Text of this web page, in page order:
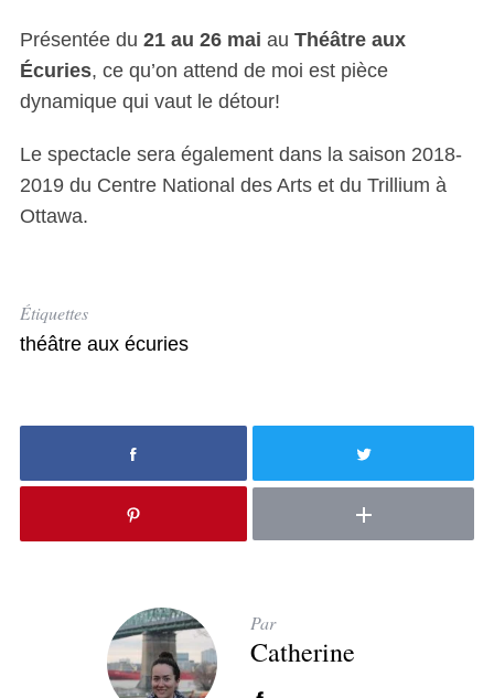
Présentée du 21 au 26 mai au Théâtre aux
Écuries, ce qu’on attend de moi est pièce
dynamique qui vaut le détour!
Le spectacle sera également dans la saison 2018-
2019 du Centre National des Arts et du Trillium à
Ottawa.
Étiquettes
théâtre aux écuries
Par
Catherine